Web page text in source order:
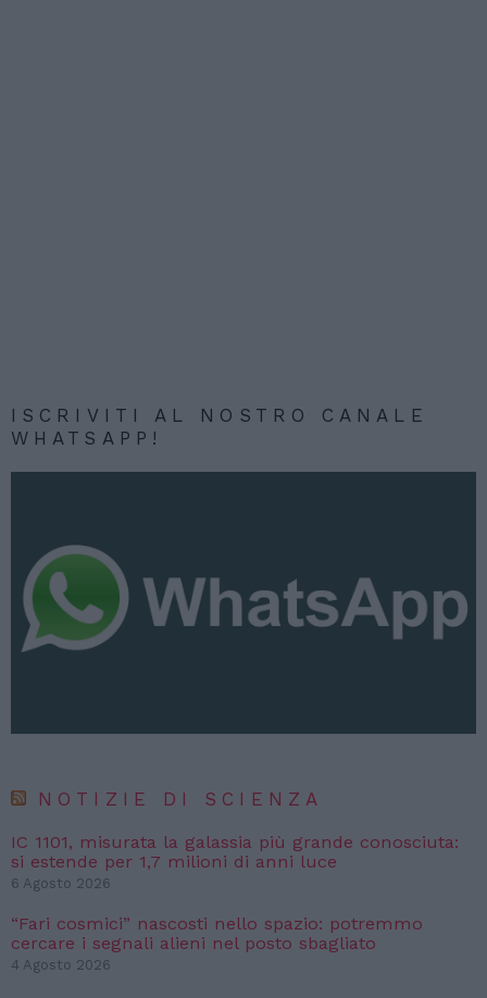
ISCRIVITI AL NOSTRO CANALE
WHATSAPP!
NOTIZIE DI SCIENZA
IC 1101, misurata la galassia più grande conosciuta:
si estende per 1,7 milioni di anni luce
6 Agosto 2026
“Fari cosmici” nascosti nello spazio: potremmo
cercare i segnali alieni nel posto sbagliato
4 Agosto 2026